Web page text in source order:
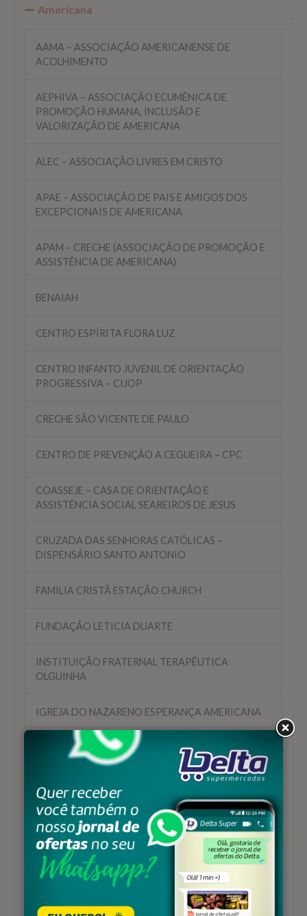
Americana
AAMA – ASSOCIAÇÃO AMERICANENSE DE
ACOLHIMENTO
AEPHIVA – ASSOCIAÇÃO ECUMÊNICA DE
PROMOÇÃO HUMANA, INCLUSÃO E
VALORIZAÇÃO DE AMERICANA
ALEC – ASSOCIAÇÃO LIVRES EM CRISTO
APAE – ASSOCIAÇÃO DE PAIS E AMIGOS DOS
EXCEPCIONAIS DE AMERICANA
APAM – CRECHE (ASSOCIAÇÃO DE PROMOÇÃO E
ASSISTÊNCIA DE AMERICANA)
BENAIAH
CENTRO ESPÍRITA FLORA LUZ
CENTRO INFANTO JUVENIL DE ORIENTAÇÃO
PROGRESSIVA – CIJOP
CRECHE SÃO VICENTE DE PAULO
CENTRO DE PREVENÇÃO A CEGUEIRA – CPC
COASSEJE – CASA DE ORIENTAÇÃO E
ASSISTÊNCIA SOCIAL SEAREIROS DE JESUS
CRUZADA DAS SENHORAS CATÓLICAS –
DISPENSÁRIO SANTO ANTONIO
FAMILIA CRISTÃ ESTAÇÃO CHURCH
FUNDAÇÃO LETICIA DUARTE
INSTITUIÇÃO FRATERNAL TERAPÊUTICA
OLGUINHA
IGREJA DO NAZARENO ESPERANÇA AMERICANA
INSTITUTO INCAB
ONG NOVA HISTORIA – ASSOCIAÇÃO DE
ASSISTENCIA SOCIAL DE JOVENS ADOLESCENTES
E TODAS AS GENTE
PASTORAL SOCIAL IRMÃOS DE TODOS